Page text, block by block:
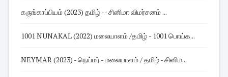
கருங்காப்பியம் (2023) தமிழ் -- சினிமா விமர்சனம் ...
1001 NUNAKAL (2022) மலையாளம் /தமிழ் - 1001 பொய்க...
NEYMAR (2023) - நெய்மர் - மலையாளம் / தமிழ் - சினிம...